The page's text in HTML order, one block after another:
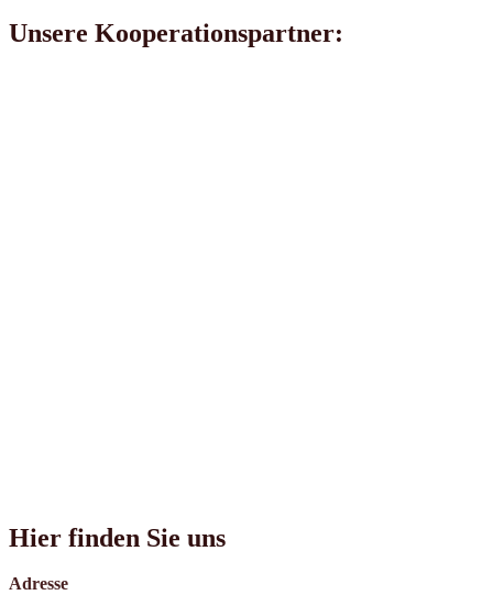
Unsere Kooperationspartner:
Hier finden Sie uns
Adresse